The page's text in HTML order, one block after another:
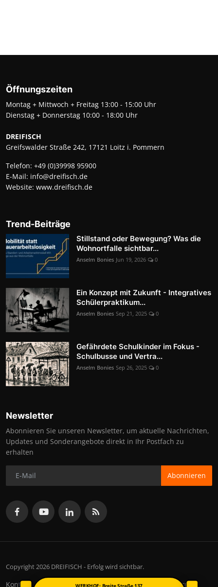
Öffnungszeiten
Montag + Mittwoch + Freitag 13:00 - 15:00 Uhr
Dienstag + Donnerstag 10:00 - 18:00 Uhr
DREIFISCH
Greifswalder Straße 242, 17121 Loitz i. Pommern
Telefon: +49 (0)39998 95900
E-Mail: info@dreifisch.de
Website: www.dreifisch.de
Trend-Beiträge
Stillstand oder Bewegung? Was die
Wohnortfalle sichtbar...
Anselm Bonies Jun 19, 2026 0
Ein Konzept mit Zukunft - Integratives
Schülerpraktikum...
Anselm Bonies Sep 21, 2025 0
Gefährdete Schulkinder im Fokus -
Schulbusse und Vertra...
Anselm Bonies Sep 26, 2025 0
Newsletter
Abonnieren Sie unseren Newsletter, um aktuelle Nachrichten,
Updates und Sonderangebote direkt in Ihr Postfach zu
erhalten
Abonnieren
Copyright 2026 DREIFISCH - Erfolg wird sichtbar.
Kontakt Nutzungsbedingungen Datenschutzerklärung
WERKHOF: Breite Straße 137